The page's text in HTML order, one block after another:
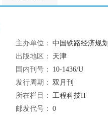
主办单位： 中国铁路经济规划研
出版地区：
天津
国内刊号：
10-1436/U
发行周期： 双月刊
所在栏目： 工程科技II
邮发代号： 0